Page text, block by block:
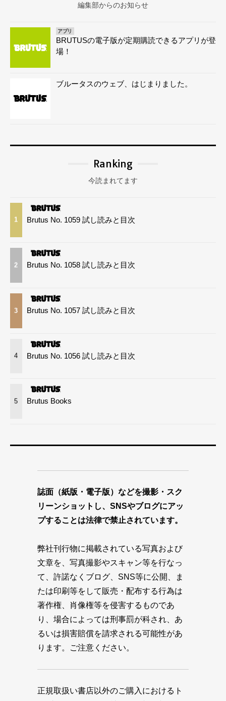
編集部からのお知らせ
アプリ
BRUTUSの電子版が定期購読できるアプリが登
場！
ブルータスのウェブ、はじまりました。
Ranking
今読まれてます
1 Brutus No. 1059 試し読みと目次
2 Brutus No. 1058 試し読みと目次
3 Brutus No. 1057 試し読みと目次
4 Brutus No. 1056 試し読みと目次
5 Brutus Books
誌面（紙版・電子版）などを撮影・スク
リーンショットし、SNSやブログにアッ
プすることは法律で禁止されています。
弊社刊行物に掲載されている写真および
文章を、写真撮影やスキャン等を行なっ
て、許諾なくブログ、SNS等に公開、ま
たは印刷等をして販売・配布する行為は
著作権、肖像権等を侵害するものであ
り、場合によっては刑事罰が科され、あ
るいは損害賠償を請求される可能性があ
ります。ご注意ください。
正規取扱い書店以外のご購入におけるト